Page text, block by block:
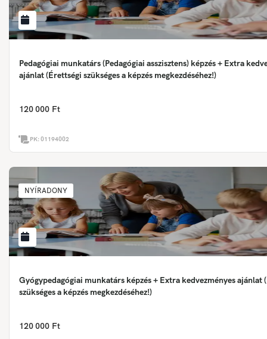
Pedagógiai munkatárs (Pedagógiai asszisztens) képzés + Extra
ajánlat (Érettségi szükséges a képzés megkezdéséhez!)
120 000 Ft
PK:01194002
NYÍRADONY
Gyógypedagógiai munkatárs képzés + Extra kedvezményes ajánlat
szükséges a képzés megkezdéséhez!)
120 000 Ft